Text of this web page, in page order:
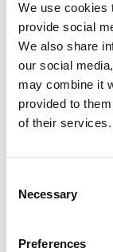
We use cookies
provide social
We also share
our social
may combine it
provided to
of their services.
Selection
Necessary
Preferences
white gold
0.20ct –